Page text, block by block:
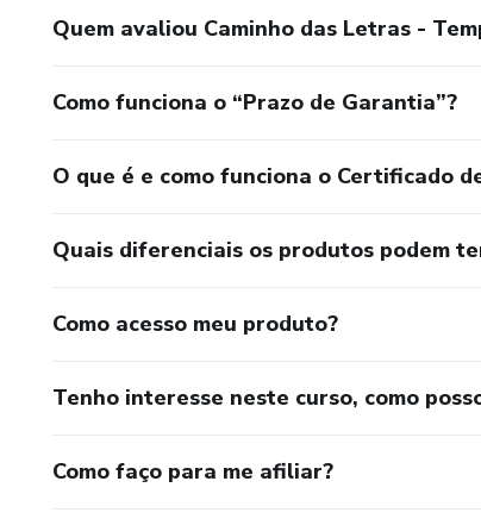
Quem avaliou Caminho das Letras -
Como funciona o “Prazo de Garantia”?
O que é e como funciona o Certificado
Quais diferenciais os produtos podem
Como acesso meu produto?
Tenho interesse neste curso, como
Como faço para me afiliar?